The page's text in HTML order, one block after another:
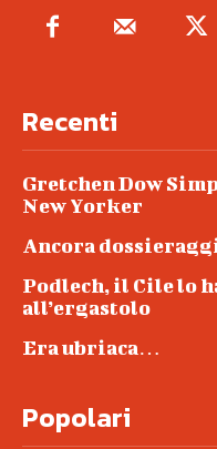
Recenti
Gretchen Dow
New Yorker
Ancora
Podlech, il Cile lo
all’ergastolo
Era ubriaca…
Popolari